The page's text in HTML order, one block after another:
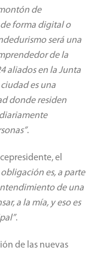
de
forma digital o
será una
de la
aliados en la Junta
es una
donde residen
.
el
obligación es, a parte
de una
a la mía, y eso es
.
de las nuevas